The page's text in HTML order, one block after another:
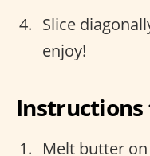
Slice
enjoy!
Instructions
Melt butter